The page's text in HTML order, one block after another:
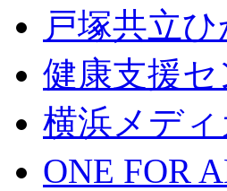
戸塚共立
健康支援
横浜メデ
ONE FOR